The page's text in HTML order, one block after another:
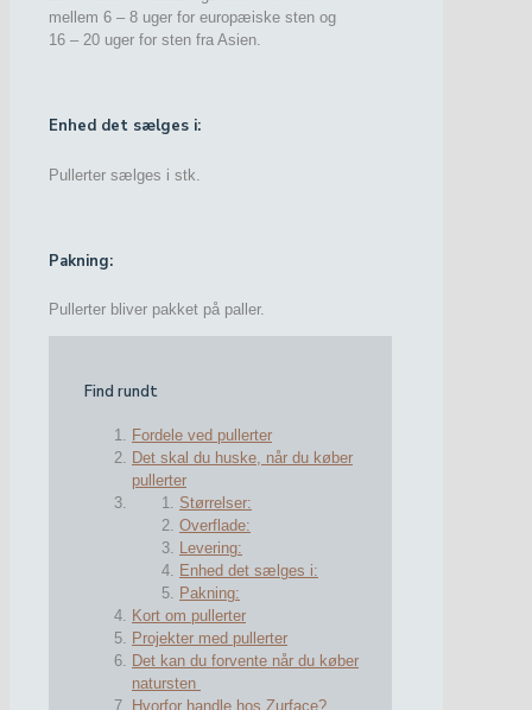
mellem 6 – 8 uger for europæiske sten og
16 – 20 uger for sten fra Asien.
Enhed det sælges i:
Pullerter sælges i stk.
Pakning:
Pullerter bliver pakket på paller.
Find rundt
Fordele ved pullerter
Det skal du huske, når du køber
pullerter
Størrelser:
Overflade:
Levering:
Enhed det sælges i:
Pakning:
Kort om pullerter
Projekter med pullerter
Det kan du forvente når du køber
natursten
Hvorfor handle hos Zurface?